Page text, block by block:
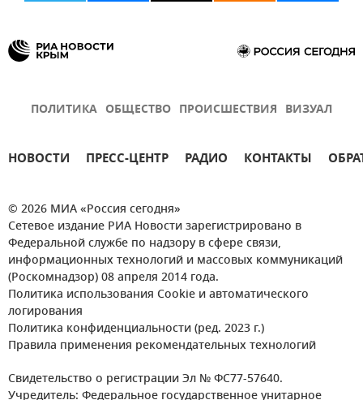
ПОЛИТИКА ОБЩЕСТВО ПРОИСШЕСТВИЯ ВИЗУАЛ
НОВОСТИ ПРЕСС-ЦЕНТР РАДИО КОНТАКТЫ
© 2026 МИА «Россия сегодня»
Сетевое издание РИА Новости зарегистрировано в
Федеральной службе по надзору в сфере связи,
информационных технологий и массовых коммуникаций
(Роскомнадзор) 08 апреля 2014 года.
Политика использования Cookie и автоматического
логирования
Политика конфиденциальности (ред. 2023 г.)
Правила применения рекомендательных технологий
Свидетельство о регистрации Эл № ФС77-57640.
Учредитель: Федеральное государственное унитарное